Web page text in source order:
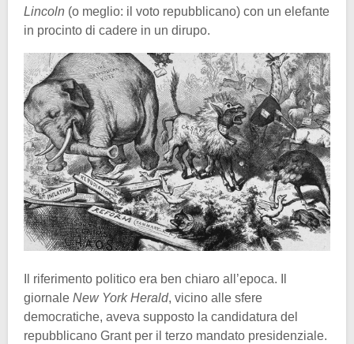
Lincoln (o meglio: il voto repubblicano) con un elefante
in procinto di cadere in un dirupo.
Il riferimento politico era ben chiaro all’epoca. Il
giornale New York Herald, vicino alle sfere
democratiche, aveva supposto la candidatura del
repubblicano Grant per il terzo mandato presidenziale.